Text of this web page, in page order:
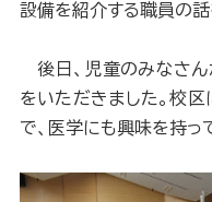
設備を紹介する職員の話
後日、児童のみなさん
をいただきました。校
で、医学にも興味を持っ